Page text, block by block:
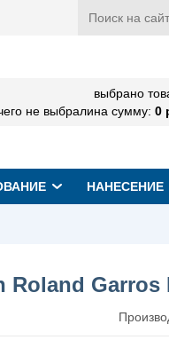
не выбрали
выбрано
на сумму: 0
НАНЕСЕНИЕ
Roland Garros